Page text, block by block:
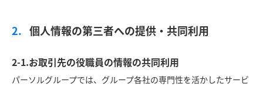
個人情報の第三者への提供・共同利用
2-1.お取引先の役職員の情報の共同利用
パーソルグループでは、グループ各社の専門性を活かしたサービ